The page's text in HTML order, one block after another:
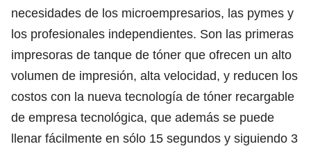
necesidades de los microempresarios, las pymes y
los profesionales independientes. Son las primeras
impresoras de tanque de tóner que ofrecen un alto
volumen de impresión, alta velocidad, y reducen los
costos con la nueva tecnología de tóner recargable
de empresa tecnológica, que además se puede
llenar fácilmente en sólo 15 segundos y siguiendo 3